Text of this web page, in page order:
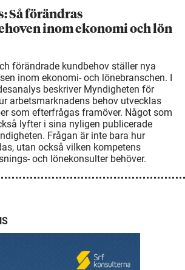
Så förändras
inom ekonomi och lön
förändrade kundbehov ställer nya
inom ekonomi- och lönebranschen. I
beskriver Myndigheten för
arbetsmarknadens behov utvecklas
som efterfrågas framöver. Något som
lyfter i sina nyligen publicerade
Frågan är inte bara hur
utan också vilken kompetens
och lönekonsulter behöver.